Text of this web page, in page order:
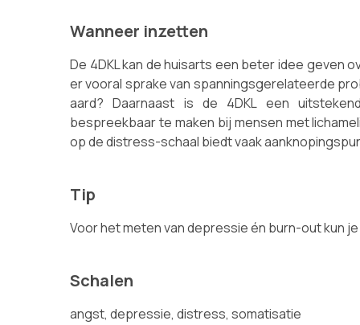
Wanneer inzetten
De 4DKL kan de huisarts een beter idee geven
er vooral sprake van spanningsgerelateerde
aard? Daarnaast is de 4DKL een
bespreekbaar te maken bij mensen met
op de distress-schaal biedt vaak
Tip
Voor het meten van depressie én burn-out kun je
Schalen
angst, depressie, distress, somatisatie